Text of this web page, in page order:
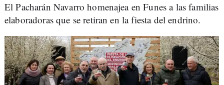
El Pacharán Navarro homenajea en Funes a las familias
elaboradoras que se retiran en la fiesta del endrino.